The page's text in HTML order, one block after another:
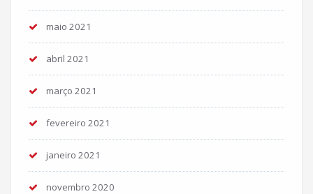
maio 2021
abril 2021
março 2021
fevereiro 2021
janeiro 2021
novembro 2020